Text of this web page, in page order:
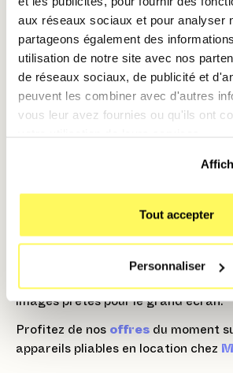
aux réseaux sociaux et pour analyser
partageons également des
utilisation de notre site avec nos
de réseaux sociaux, de publicité et
peuvent les combiner avec d'autres
vous leur avez fournies ou qu'ils ont
Tout accepter
Personnaliser
Le design pliable du Z Flip 7 est un
les réglages Pro :
Trépied Naturel :Pliez le
L'interface du mode Pro
(ISO, Shutter, WB) s'affichent
En évitant les
pour créer des effets de flou de
artistiques sans flouter toute la
En utilisant le mode Pro et les
Samsung Galaxy Z Flip 7 devient
images prêtes pour le grand écran.
Profitez de nos offres du moment
appareils pliables en location chez